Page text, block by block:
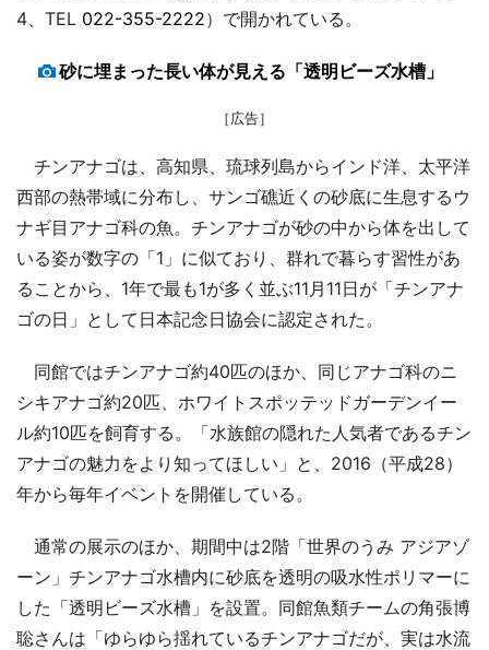
4、TEL 022-355-2222）で開かれている。
砂に埋まった長い体が見える「透明ビーズ水槽」
［広告］
チンアナゴは、高知県、琉球列島からインド洋、太平洋
西部の熱帯域に分布し、サンゴ礁近くの砂底に生息するウ
ナギ目アナゴ科の魚。チンアナゴが砂の中から体を出して
いる姿が数字の「1」に似ており、群れで暮らす習性があ
ることから、1年で最も1が多く並ぶ11月11日が「チンアナ
ゴの日」として日本記念日協会に認定された。
同館ではチンアナゴ約40匹のほか、同じアナゴ科のニ
シキアナゴ約20匹、ホワイトスポッテッドガーデンイー
ル約10匹を飼育する。「水族館の隠れた人気者であるチン
アナゴの魅力をより知ってほしい」と、2016（平成28）
年から毎年イベントを開催している。
通常の展示のほか、期間中は2階「世界のうみ アジアゾ
ーン」チンアナゴ水槽内に砂底を透明の吸水性ポリマーに
した「透明ビーズ水槽」を設置。同館魚類チームの角張博
聡さんは「ゆらゆら揺れているチンアナゴだが、実は水流